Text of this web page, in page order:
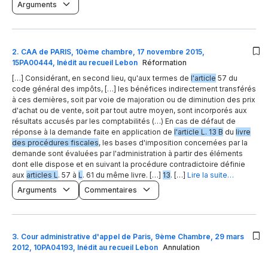
Arguments
2. CAA de PARIS, 10ème chambre, 17 novembre 2015,
15PA00444, Inédit au recueil Lebon Réformation
[…] Considérant, en second lieu, qu'aux termes de l'article 57 du
code général des impôts, […] les bénéfices indirectement transférés
à ces dernières, soit par voie de majoration ou de diminution des prix
d'achat ou de vente, soit par tout autre moyen, sont incorporés aux
résultats accusés par les comptabilités (…) En cas de défaut de
réponse à la demande faite en application de l'article L. 13 B du livre
des procédures fiscales, les bases d'imposition concernées par la
demande sont évaluées par l'administration à partir des éléments
dont elle dispose et en suivant la procédure contradictoire définie
aux articles L . 57 à L . 61 du même livre. […] 13. […] Lire la suite…
Arguments
Commentaires
3. Cour administrative d'appel de Paris, 9ème Chambre, 29 mars
2012, 10PA04193, Inédit au recueil Lebon Annulation